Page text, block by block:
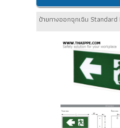
ป้ายทางออกฉุกเฉิน